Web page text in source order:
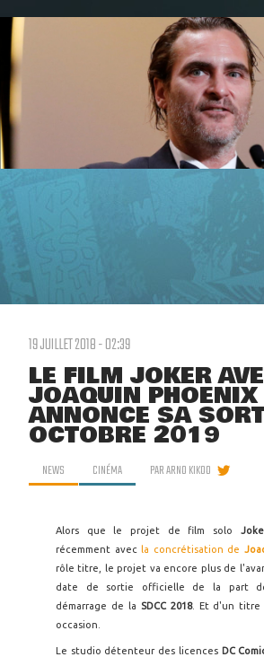
19 JUILLET 2018 - 02:39
LE FILM JOKER
JOAQUIN PHOENIX
ANNONCE SA
OCTOBRE 2019
NEWS CINÉMA PARARNO KIKOO
Alors que le projet de film solo
récemment avec la concrétisation de
rôle titre, le projet va encore plus de
date de sortie officielle de la part
démarrage de la SDCC 2018. Et d'un titre
occasion.
Le studio détenteur des licences DC